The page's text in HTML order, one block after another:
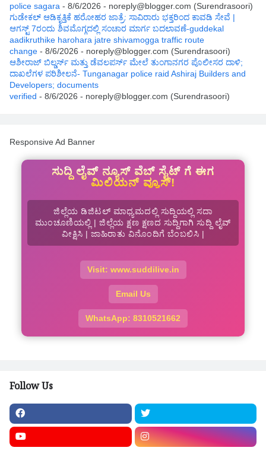
police sagara - 8/6/2026 - noreply@blogger.com (Surendrasoori)
ಗುಡೇಕಲ್ ಆಡಿಕೃತ್ತಿಕೆ ಹರೋಹರ ಜಾತ್ರೆ: ಸಾವಿರಾರು ಭಕ್ತರಿಂದ ಕಾವಡಿ ಸೇವೆ |
ಆಗಸ್ಟ್ 7ರಂದು ಶಿವಮೊಗ್ಗದಲ್ಲಿ ಸಂಚಾರ ಮಾರ್ಗ ಬದಲಾವಣೆ-guddekal
aadikruthike harohara jatre shivamogga traffic route
change - 8/6/2026 - noreply@blogger.com (Surendrasoori)
ಆಶೀರಾಜ್ ಬಿಲ್ಡರ್ಸ್ ಮತ್ತು ಡೆವಲಪರ್ಸ್ ಮೇಲೆ ತುಂಗಾನಗರ ಪೊಲೀಸರ ದಾಳಿ;
ದಾಖಲೆಗಳ ಪರಿಶೀಲನೆ- Tunganagar police raid Ashiraj Builders and
Developers; documents
verified - 8/6/2026 - noreply@blogger.com (Surendrasoori)
Responsive Ad Banner
ಸುದ್ದಿ ಲೈವ್ ನ್ಯೂಸ್ ವೆಬ್ ಸೈಟ್ ಗೆ ಈಗ
ಮಿಲಿಯನ್ ವ್ಯೂಸ್!
ಜಿಲ್ಲೆಯ ಡಿಜಿಟಲ್ ಮಾಧ್ಯಮದಲ್ಲಿ ಸುದ್ದಿಯಲ್ಲಿ ಸದಾ
ಮುಂಚೂಣಿಯಲ್ಲಿ | ಜಿಲ್ಲೆಯ ಕ್ಷಣ ಕ್ಷಣದ ಸುದ್ದಿಗಾಗಿ ಸುದ್ದಿ ಲೈವ್
ವೀಕ್ಷಿಸಿ | ಜಾಹಿರಾತು ವಿನೊಂದಿಗೆ ಬೆಂಬಲಿಸಿ |
Visit: www.suddilive.in
Email Us
WhatsApp: 8310521662
Follow Us